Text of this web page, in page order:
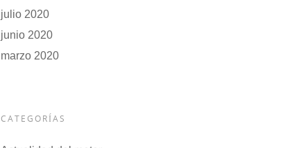
julio 2020
junio 2020
marzo 2020
CATEGORÍAS